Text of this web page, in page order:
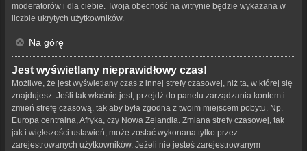
moderatorów i dla ciebie. Twoja obecność na witrynie będzie wykazana w
liczbie ukrytych użytkowników.
Na górę
Jest wyświetlany nieprawidłowy czas!
Możliwe, że jest wyświetlany czas z innej strefy czasowej, niż ta, w której się
znajdujesz. Jeśli tak właśnie jest, przejdź do panelu zarządzania kontem i
zmień strefę czasową, tak aby była zgodna z twoim miejscem pobytu. Np.
Europa centralna, Afryka, czy Nowa Zelandia. Zmiana strefy czasowej, tak
jak i większości ustawień, może zostać wykonana tylko przez
zarejestrowanych użytkowników. Jeżeli nie jesteś zarejestrowanym